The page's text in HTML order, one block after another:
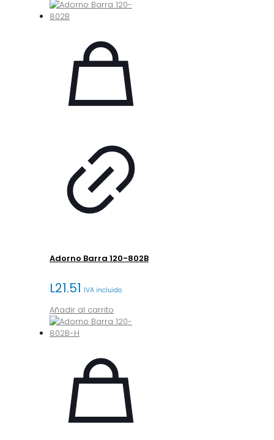
Adorno Barra 120-802B
L21.51 IVA incluido
Añadir al carrito